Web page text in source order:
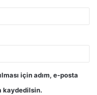
için adım, e-posta
kaydedilsin.